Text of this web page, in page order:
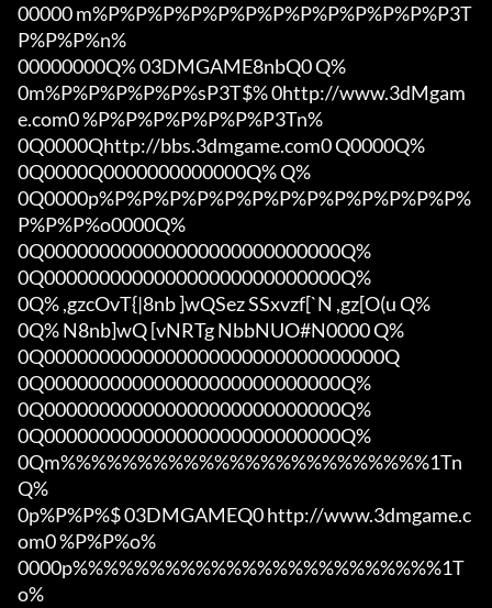
00000 m%P%P%P%P%P%P%P%P%P%P%P%P%P3T
P%P%P%n%
00000000Q% 03DMGAME8nbQ0 Q%
0m%P%P%P%P%P%sP3T$% 0http://www.3dMgam
e.com0 %P%P%P%P%P%P%P3Tn%
0Q0000Qhttp://bbs.3dmgame.com0 Q0000Q%
0Q0000Q0000000000000Q% Q%
0Q0000p%P%P%P%P%P%P%P%P%P%P%P%P%P%
P%P%P%o0000Q%
0Q000000000000000000000000000Q%
0Q000000000000000000000000000Q%
0Q% ,gzcOvT{|8nb ]wQSez SSxvzf[`N ,gz[O(u Q%
0Q% N8nb]wQ [vNRTg NbbNUO#N0000 Q%
0Q0000000000000000000000000000000Q
0Q000000000000000000000000000Q%
0Q000000000000000000000000000Q%
0Q000000000000000000000000000Q%
0Qm%%%%%%%%%%%%%%%%%%%%%%%%1Tn
Q%
0p%P%P%$ 03DMGAMEQ0 http://www.3dmgame.c
om0 %P%P%o%
0000p%%%%%%%%%%%%%%%%%%%%%%%%1T
o%